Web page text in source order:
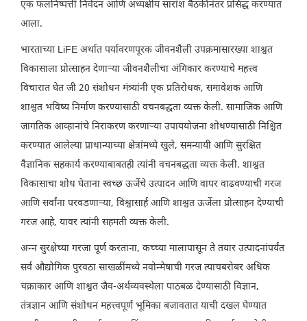
एक फलनिष्पत्ती निवेदन आणि अध्यक्षीय सारांश बैठकीनंतर प्रसिद्ध करण्यात
आला.
भारताच्या LiFE अर्थात पर्यावरणपूरक जीवनशैली उपक्रमासारख्या शाश्वत
विकासाला प्रोत्साहन देणाऱ्या जीवनशैलीचा अंगिकार करण्याचे महत्त्व
विचारात घेत जी 20 संशोधन मंत्र्यांनी एक प्रतिरोधक, समावेशक आणि
शाश्वत भविष्य निर्माण करण्यासाठी वचनबद्धता व्यक्त केली. सामाजिक आणि
जागतिक आव्हानांचे निराकरण करणाऱ्या उपाययोजना शोधण्यासाठी निश्चित
करण्यात आलेल्या प्राधान्याच्या क्षेत्रांमध्ये खुले, समन्यायी आणि सुरक्षित
वैज्ञानिक सहकार्य करण्याबाबतही त्यांनी वचनबद्धता व्यक्त केली. शाश्वत
विकासाचा शोध घेताना स्वच्छ ऊर्जेचे उत्पादन आणि वापर वाढवण्याची गरज
आणि सर्वांना परवडणाऱ्या, विश्वासार्ह आणि शाश्वत ऊर्जेला प्रोत्साहन देण्याची
गरज आहे, यावर त्यांनी सहमती व्यक्त केली.
अन्न सुरक्षेच्या गरजा पूर्ण करताना, कच्च्या मालापासून ते तयार उत्पादनांपर्यंत
सर्व औद्योगिक पुरवठा साखळींमध्ये नवोन्मेषाची गरज त्याचबरोबर अधिक
चक्राकार आणि शाश्वत जैव-अर्थव्यवस्थेला पाठबळ देण्यासाठी विज्ञान,
तंत्रज्ञान आणि संशोधन महत्त्वपूर्ण भूमिका बजावतात याची दखल घेण्यात